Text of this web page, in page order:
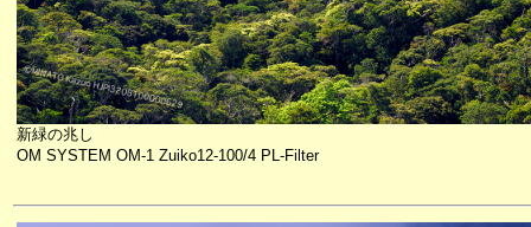
新緑の兆し
OM SYSTEM OM-1 Zuiko12-100/4 PL-Filter